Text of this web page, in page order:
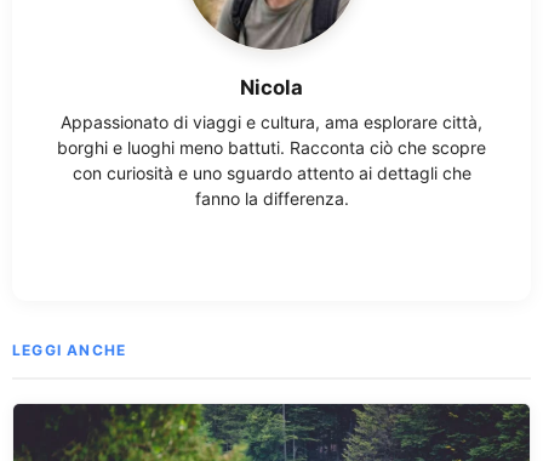
Nicola
Appassionato di viaggi e cultura, ama esplorare città,
borghi e luoghi meno battuti. Racconta ciò che scopre
con curiosità e uno sguardo attento ai dettagli che
fanno la differenza.
LEGGI ANCHE